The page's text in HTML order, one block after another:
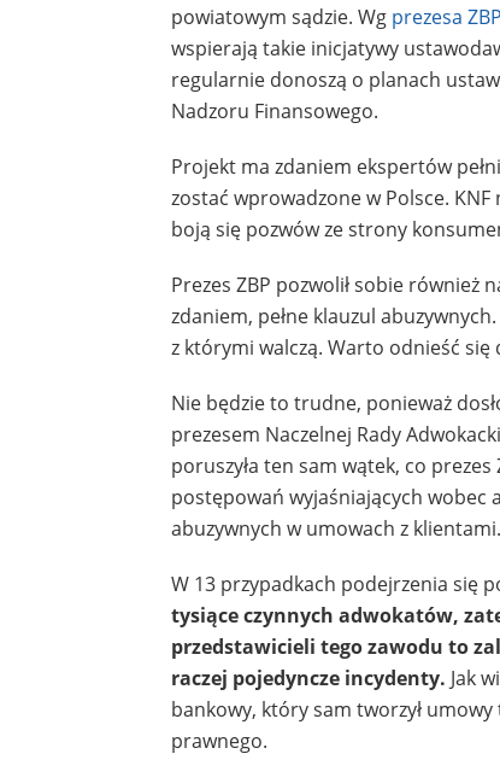
powiatowym sądzie. Wg prezesa ZBP
wspierają takie inicjatywy
regularnie donoszą o planach
Nadzoru Finansowego.
Projekt ma zdaniem ekspertów
zostać wprowadzone w Polsce.
boją się pozwów ze strony
Prezes ZBP pozwolił sobie
zdaniem, pełne klauzul
z którymi walczą. Warto odnieść się
Nie będzie to trudne, ponieważ
prezesem Naczelnej Rady
poruszyła ten sam wątek, co prezes
postępowań wyjaśniających wobec
abuzywnych w umowach z klientami.
W 13 przypadkach podejrzenia się
tysiące czynnych adwokatów,
przedstawicieli tego zawodu to
raczej pojedyncze incydenty. Jak
bankowy, który sam tworzył
prawnego.